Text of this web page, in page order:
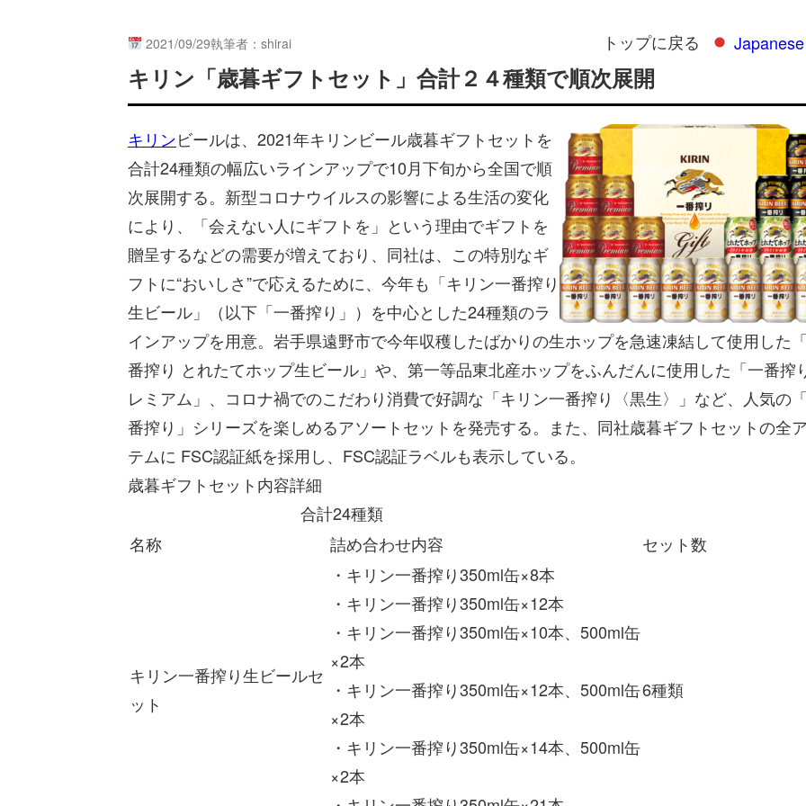
2021/09/29執筆者：shirai トップに戻る Japanese
キリン「歳暮ギフトセット」合計２４種類で順次展開
キリンビールは、2021年キリンビール歳暮ギフトセットを
合計24種類の幅広いラインアップで10月下旬から全国で順
次展開する。新型コロナウイルスの影響による生活の変化
により、「会えない人にギフトを」という理由でギフトを
贈呈するなどの需要が増えており、同社は、この特別なギ
フトに“おいしさ”で応えるために、今年も「キリン一番搾り
生ビール」（以下「一番搾り」）を中心とした24種類のラ
インアップを用意。岩手県遠野市で今年収穫したばかりの生ホップを急速凍結して使用した
番搾り とれたてホップ生ビール」や、第一等品東北産ホップをふんだんに使用した「一番搾
レミアム」、コロナ禍でのこだわり消費で好調な「キリン一番搾り〈黒生〉」など、人気の
番搾り」シリーズを楽しめるアソートセットを発売する。また、同社歳暮ギフトセットの全
テムに FSC認証紙を採用し、FSC認証ラベルも表示している。
歳暮ギフトセット内容詳
合計24種類
名称
詰め合わせ内容 セット数
キリン一番搾り生ビールセ
ット
・キリン一番搾り350ml缶×8本
・キリン一番搾り350ml缶×12本
・キリン一番搾り350ml缶×10本、500ml缶
×2本
・キリン一番搾り350ml缶×12本、500ml缶
×2本
・キリン一番搾り350ml缶×14本、500ml缶
×2本
6種類